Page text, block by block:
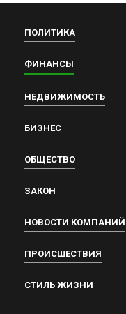
ПОЛИТИКА
ФИНАНСЫ
НЕДВИЖИМОСТЬ
БИЗНЕС
ОБЩЕСТВО
ЗАКОН
НОВОСТИ КОМПАНИЙ
ПРОИСШЕСТВИЯ
СТИЛЬ ЖИЗНИ